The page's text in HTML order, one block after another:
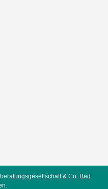
& Co. Bad